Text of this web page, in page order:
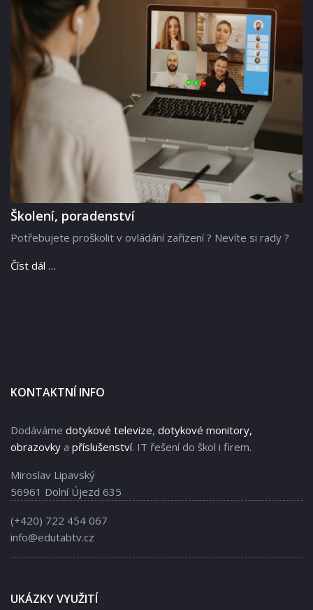
Školení, poradenství
Potřebujete proškolit v ovládání zařízení ? Nevíte si rady ?
Číst dál …
KONTAKTNÍ INFO
Dodáváme dotykové televize, dotykové monitory,
obrazovky a příslušenství. IT řešení do škol i firem.
Miroslav Lipavský
56961 Dolní Újezd 635
(+420) 722 454 067
info@edutabtv.cz
UKÁZKY VYUŽITÍ